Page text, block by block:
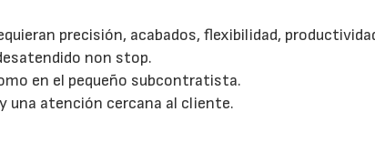
precisión, acabados, flexibilidad,
non stop.
en el pequeño subcontratista.
una atención cercana al cliente.
28/07/2026